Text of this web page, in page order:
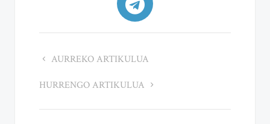
AURREKO ARTIKULUA
HURRENGO ARTIKULUA